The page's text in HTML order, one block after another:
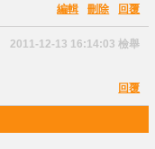
回覆
刪除
編輯
2011-12-13 16:14:03 檢舉
回覆